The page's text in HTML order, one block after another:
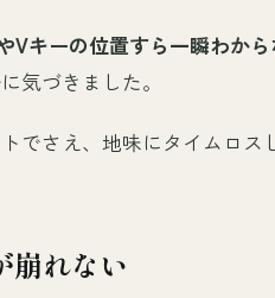
Vキーの位置すら一瞬わから
気づきました。
でさえ、地味にタイムロス
崩れない